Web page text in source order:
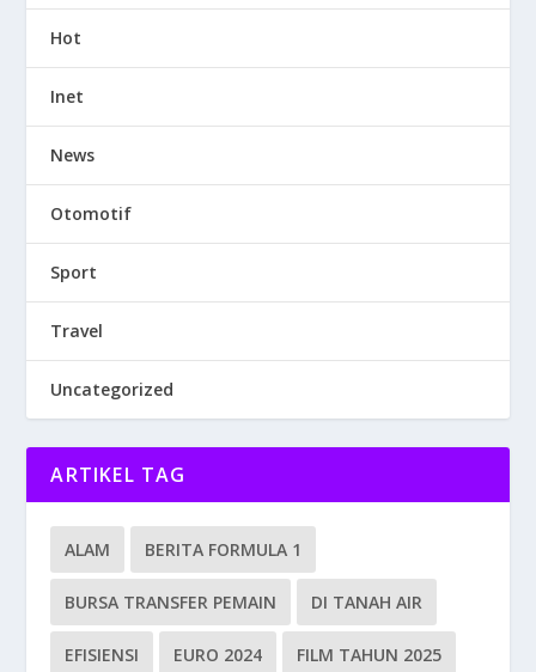
Hot
Inet
News
Otomotif
Sport
Travel
Uncategorized
ARTIKEL TAG
ALAM BERITA FORMULA 1
BURSA TRANSFER PEMAIN DI TANAH AIR
EFISIENSI EURO 2024 FILM TAHUN 2025